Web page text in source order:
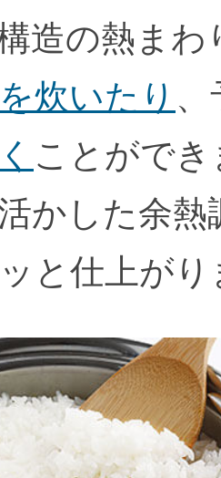
造の熱ま
炊いたり
ことがで
かした余
と仕上がり